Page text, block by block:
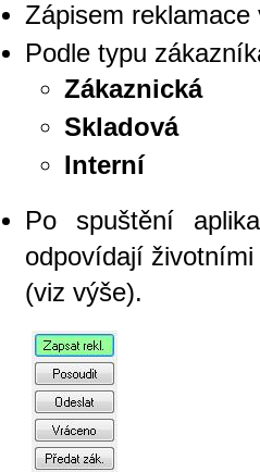
Zápisem
Podle typu
Zákaznická
Skladová
Interní
Po spuštění
odpovídají
(viz výše).